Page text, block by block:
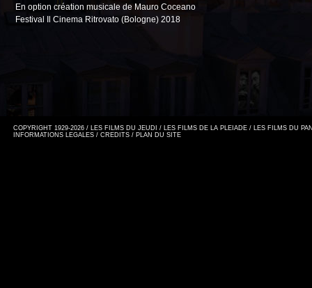
En option création musicale de Mauro Coceano
Festival Il Cinema Ritrovato (Bologne) 2018
COPYRIGHT 1929-2026 / LES FILMS DU JEUDI / LES FILMS DE LA PLEIADE / LES FILMS DU
INFORMATIONS LEGALES / CREDITS / PLAN DU SITE